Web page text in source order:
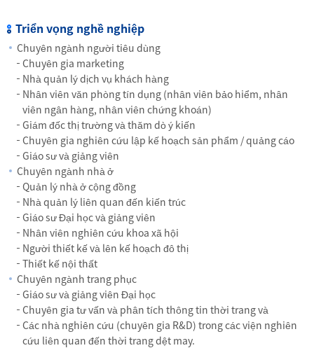
Triển vọng nghề nghiệp
Chuyên ngành người tiêu dùng
Chuyên gia marketing
Nhà quản lý dịch vụ khách hàng
Nhân viên văn phòng tín dụng (nhân viên bảo hiểm, nhân
viên ngân hàng, nhân viên chứng khoán)
Giám đốc thị trường và thăm dò ý kiến
Chuyên gia nghiên cứu lập kế hoạch sản phẩm / quảng cáo
Giáo sư và giảng viên
Chuyên ngành nhà ở
Quản lý nhà ở cộng đồng
Nhà quản lý liên quan đến kiến trúc
Giáo sư Đại học và giảng viên
Nhân viên nghiên cứu khoa xã hội
Người thiết kế và lên kế hoạch đô thị
Thiết kế nội thất
Chuyên ngành trang phục
Giáo sư và giảng viên Đại học
Chuyên gia tư vấn và phân tích thông tin thời trang và
Các nhà nghiên cứu (chuyên gia R&D) trong các viện nghiên
cứu liên quan đến thời trang dệt may.